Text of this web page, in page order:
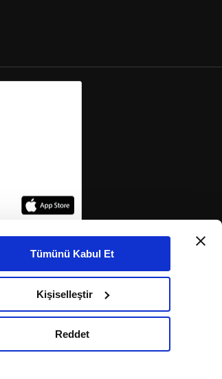
Tümünü Kabul Et
Kişiselleştir
Reddet